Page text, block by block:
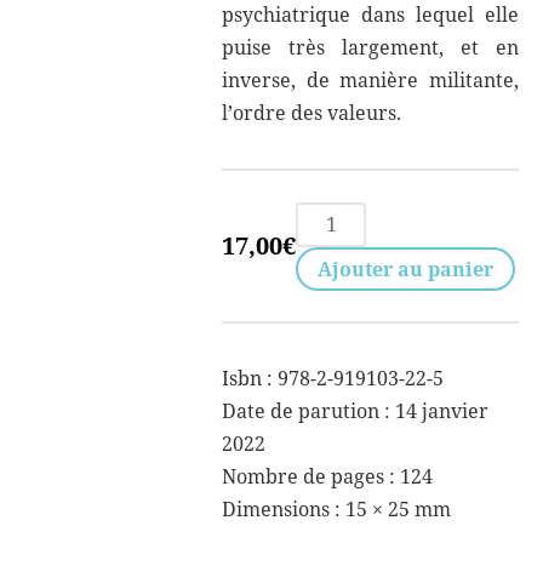
psychiatrique dans lequel elle
puise très largement, et en
inverse, de manière militante,
l’ordre des valeurs.
17,00€
quantité
de
Portrait
de
en
fou
Ajouter au panier
Isbn : 978-2-919103-22-5
Date de parution : 14 janvier
2022
Nombre de pages : 124
Dimensions : 15 × 25 mm